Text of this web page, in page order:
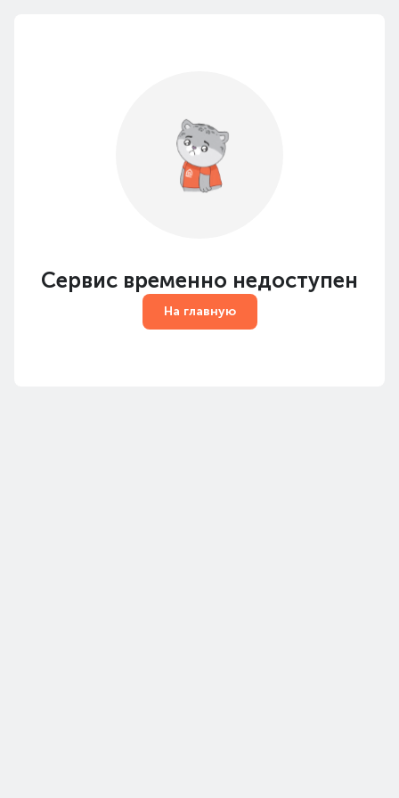
Сервис временно недоступен
На главную